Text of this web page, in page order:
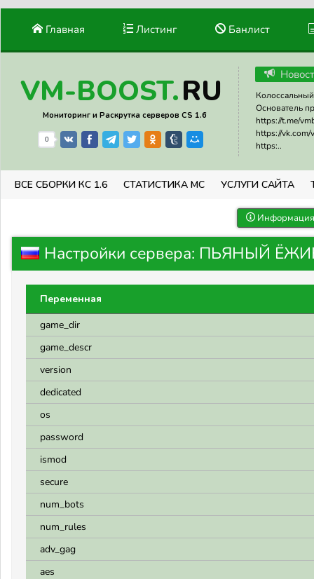
Главная Листинг Банлист
VM-BOOST.RU
Мониторинг и Раскрутка серверов CS 1.6
0
Основатель
https://t.me/
https://vk.com/
https:..
ВСЕ СБОРКИ КС 1.6 СТАТИСТИКА МС УСЛУГИ САЙТА
Настройки сервера: ПЬЯНЫЙ
Переменная
game_dir
game_descr
version
dedicated
os
password
ismod
secure
num_bots
num_rules
adv_gag
aes